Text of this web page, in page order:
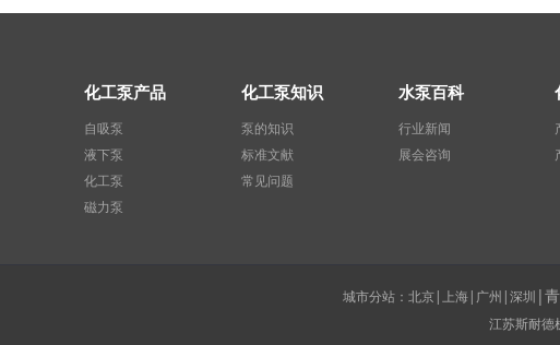
化工泵产品
自吸泵
液下泵
化工泵
磁力泵
化工泵知识
泵的知识
标准文献
常见问题
水泵百科
行业新闻
展会咨询
城市分站：北京|上海|广州|深圳 |
江苏斯耐